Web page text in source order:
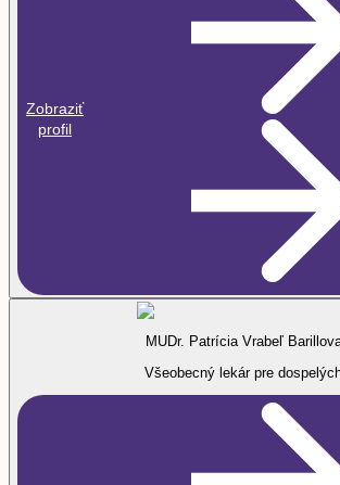
Zobraziť
profil
MUDr. Patrícia Vrabeľ
Všeobecný lekár pre